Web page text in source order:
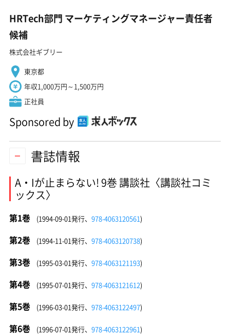
HRTech部門 マーケティングマネージャー責任者
候補
株式会社ギブリー
東京都
年収1,000万円～1,500万円
正社員
Sponsored by
書誌情報
A・Iが止まらない! 9巻 講談社〈講談社コミ
ックス〉
第1巻 (1994-09-01発行、 978-4063120561)
第2巻 (1994-11-01発行、 978-4063120738)
第3巻 (1995-03-01発行、 978-4063121193)
第4巻 (1995-07-01発行、 978-4063121612)
第5巻 (1996-03-01発行、 978-4063122497)
第6巻 (1996-07-01発行、 978-4063122961)